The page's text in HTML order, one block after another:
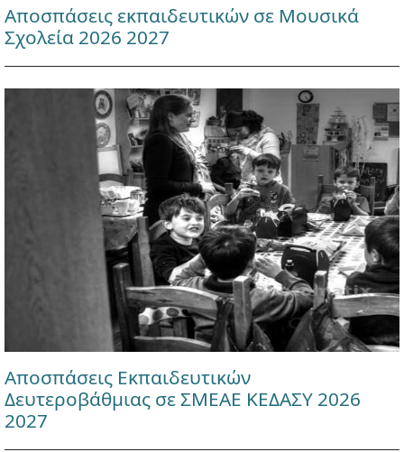
Αποσπάσεις εκπαιδευτικών σε Μουσικά
Σχολεία 2026 2027
Αποσπάσεις Εκπαιδευτικών
Δευτεροβάθμιας σε ΣΜΕΑΕ ΚΕΔΑΣΥ 2026
2027